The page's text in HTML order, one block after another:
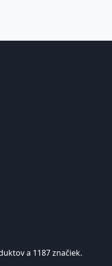
a 1187 značiek.